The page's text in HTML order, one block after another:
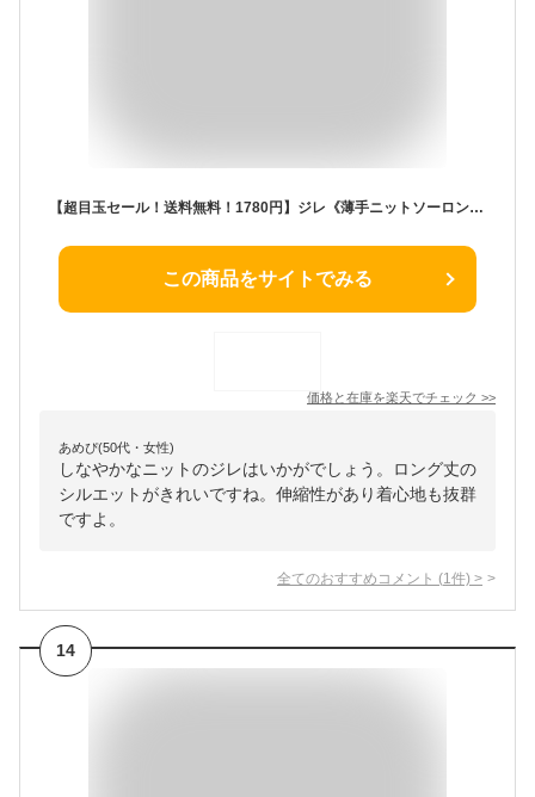
【超目玉セール！送料無料！1780円】ジレ《薄手ニットソーロングジレ 全6色 2サイズ》 レディース トップス ロングジレ ベスト ポケット付き ノーボタン レイヤード 大人カジュアル //5//
この商品をサイトでみる
価格と在庫を楽天でチェック >>
あめぴ(50代・女性)
しなやかなニットのジレはいかがでしょう。ロング丈の
シルエットがきれいですね。伸縮性があり着心地も抜群
ですよ。
全てのおすすめコメント (1 件) >
14